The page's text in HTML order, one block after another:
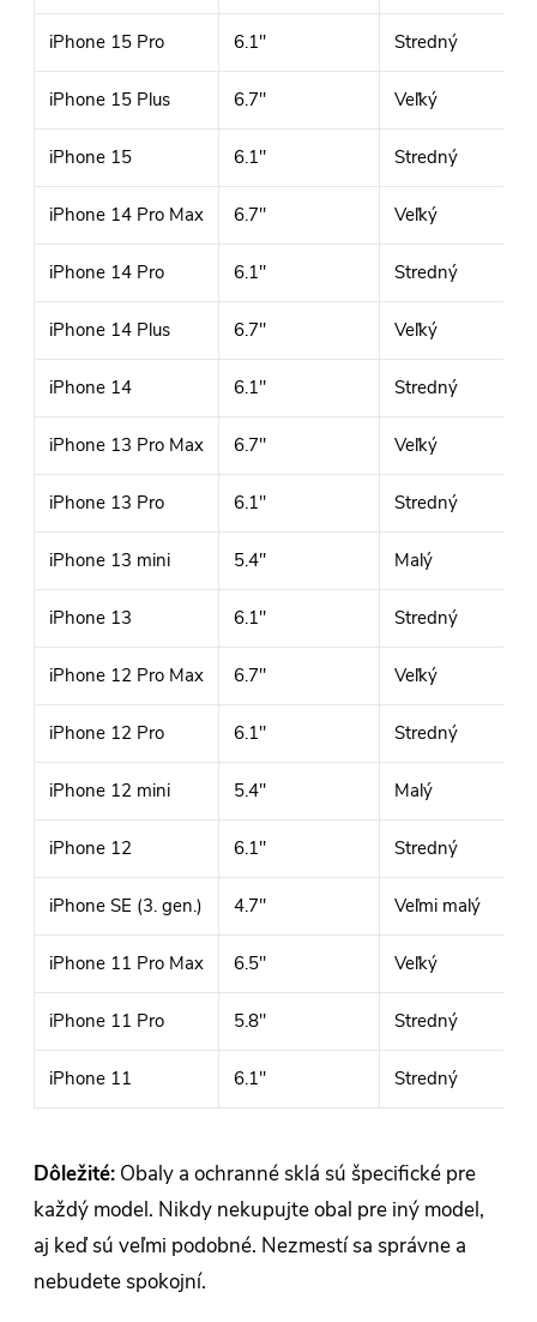
iPhone 15 Pro 6.1" Stredný
iPhone 15 Plus 6.7" Veľký
iPhone 15 6.1" Stredný
iPhone 14 Pro Max 6.7" Veľký
iPhone 14 Pro 6.1" Stredný
iPhone 14 Plus 6.7" Veľký
iPhone 14 6.1" Stredný
iPhone 13 Pro Max 6.7" Veľký
iPhone 13 Pro 6.1" Stredný
iPhone 13 mini 5.4" Malý
iPhone 13 6.1" Stredný
iPhone 12 Pro Max 6.7" Veľký
iPhone 12 Pro 6.1" Stredný
iPhone 12 mini 5.4" Malý
iPhone 12 6.1" Stredný
iPhone SE (3. gen.) 4.7" Veľmi malý
iPhone 11 Pro Max 6.5" Veľký
iPhone 11 Pro 5.8" Stredný
iPhone 11 6.1" Stredný
Dôležité: Obaly a ochranné sklá sú špecifické pre
každý model. Nikdy nekupujte obal pre iný model,
aj keď sú veľmi podobné. Nezmestí sa správne a
nebudete spokojní.